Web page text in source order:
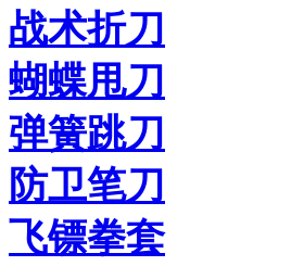
战术折刀
蝴蝶甩刀
弹簧跳刀
防卫笔刀
飞镖拳套